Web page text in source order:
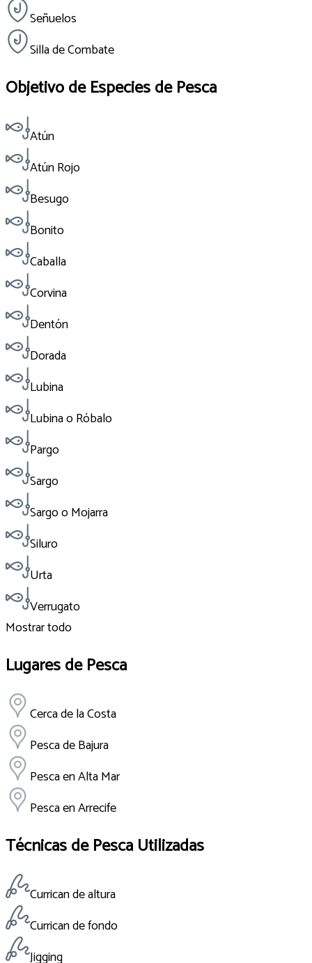
Señuelos
Silla de Combate
Objetivo de Especies de Pesca
Atún
Atún Rojo
Besugo
Bonito
Caballa
Corvina
Dentón
Dorada
Lubina
Lubina o Róbalo
Pargo
Sargo
Sargo o Mojarra
Siluro
Urta
Verrugato
Mostrar todo
Lugares de Pesca
Cerca de la Costa
Pesca de Bajura
Pesca en Alta Mar
Pesca en Arrecife
Técnicas de Pesca Utilizadas
Currican de altura
Currican de fondo
Jigging